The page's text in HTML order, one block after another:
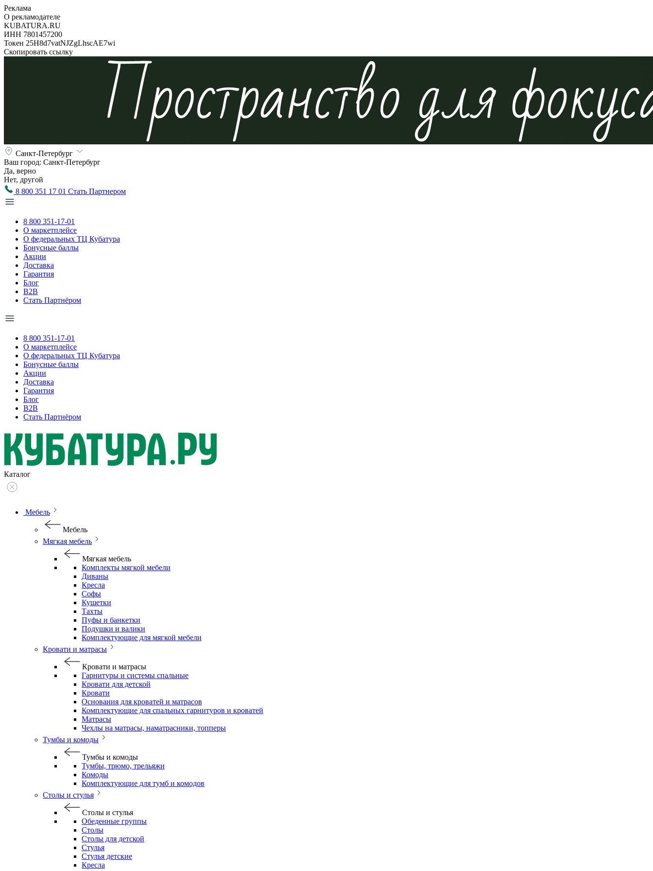
Реклама
О рекламодателе
KUBATURA.RU
ИНН 7801457200
Токен 25H8d7vatNJZgLhscAE7wi
Скопировать ссылку
Санкт-Петербург
Ваш город: Санкт-Петербург
Да, верно
Нет, другой
8 800 351 17 01 Стать Партнером
8 800 351-17-01
О маркетплейсе
О федеральных ТЦ Кубатура
Бонусные баллы
Акции
Доставка
Гарантия
Блог
B2B
Стать Партнёром
8 800 351-17-01
О маркетплейсе
О федеральных ТЦ Кубатура
Бонусные баллы
Акции
Доставка
Гарантия
Блог
B2B
Стать Партнёром
Каталог
Мебель
Мебель
Мягкая мебель
Мягкая мебель
Комплекты мягкой мебели
Диваны
Кресла
Софы
Кушетки
Тахты
Пуфы и банкетки
Подушки и валики
Комплектующие для мягкой мебели
Кровати и матрасы
Кровати и матрасы
Гарнитуры и системы спальные
Кровати для детской
Кровати
Основания для кроватей и матрасов
Комплектующие для спальных гарнитуров и кроватей
Матрасы
Чехлы на матрасы, наматрасники, топперы
Тумбы и комоды
Тумбы и комоды
Тумбы, трюмо, трельяжи
Комоды
Комплектующие для тумб и комодов
Столы и стулья
Столы и стулья
Обеденные группы
Столы
Столы для детской
Стулья
Стулья детские
Кресла